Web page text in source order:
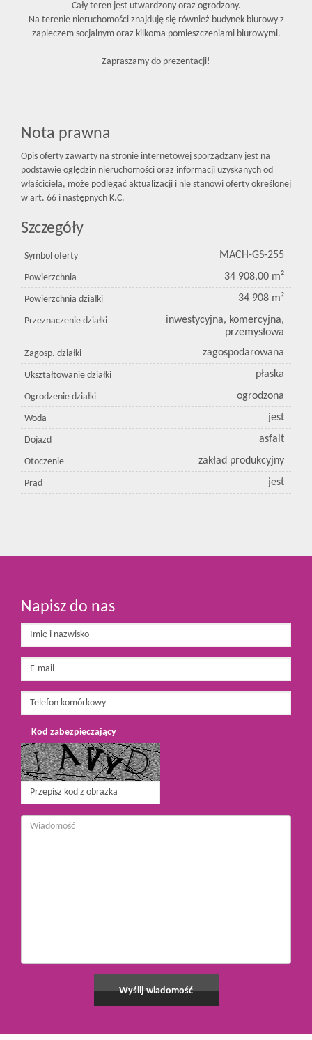
Cały teren jest utwardzony oraz ogrodzony.
Na terenie nieruchomości znajduję się również budynek biurowy z
zapleczem socjalnym oraz kilkoma pomieszczeniami biurowymi.
Zapraszamy do prezentacji!
Nota prawna
Opis oferty zawarty na stronie internetowej sporządzany jest na
podstawie oględzin nieruchomości oraz informacji uzyskanych od
właściciela, może podlegać aktualizacji i nie stanowi oferty określonej
w art. 66 i następnych K.C.
Szczegóły
Symbol oferty MACH-GS-255
Powierzchnia 34 908,00 m²
Powierzchnia działki 34 908 m²
Przeznaczenie działki
inwestycyjna, komercyjna,
przemysłowa
Zagosp. działki zagospodarowana
Ukształtowanie działki płaska
Ogrodzenie działki ogrodzona
Woda jest
Dojazd asfalt
Otoczenie zakład produkcyjny
Prąd jest
Napisz do nas
Kod zabezpieczający